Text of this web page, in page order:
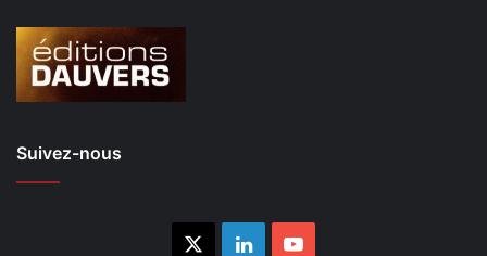
Suivez-nous
LinkedinYouTube